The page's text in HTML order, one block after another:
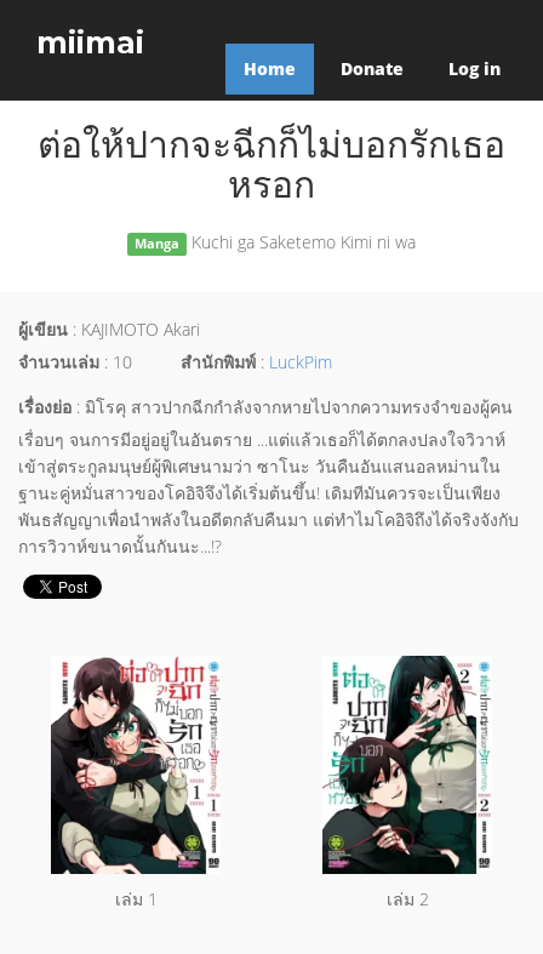
miimai
Home Donate Log in
ต่อให้ปากจะฉีกก็ไม่บอกรักเธอ
หรอก
Manga Kuchi ga Saketemo Kimi ni wa
ผู้เขียน : KAJIMOTO Akari
จำนวนเล่ม : 10 สำนักพิมพ์ : LuckPim
เรื่องย่อ : มิโรคุ สาวปากฉีกกำลังจากหายไปจากความทรงจำของผู้คน
เรื่อบๆ จนการมีอยู่อยู่ในอันตราย ...แต่แล้วเธอก็ได้ตกลงปลงใจวิวาห์
เข้าสู่ตระกูลมนุษย์ผู้พิเศษนามว่า ซาโนะ วันคืนอันแสนอลหม่านใน
ฐานะคู่หมั่นสาวของโคอิจิจึงได้เริ่มต้นขึ้น! เดิมทีมันควรจะเป็นเพียง
พันธสัญญาเพื่อนำพลังในอดีตกลับคืนมา แต่ทำไมโคอิจิถึงได้จริงจังกับ
การวิวาห์ขนาดนั้นกันนะ...!?
เล่ม 1 เล่ม 2